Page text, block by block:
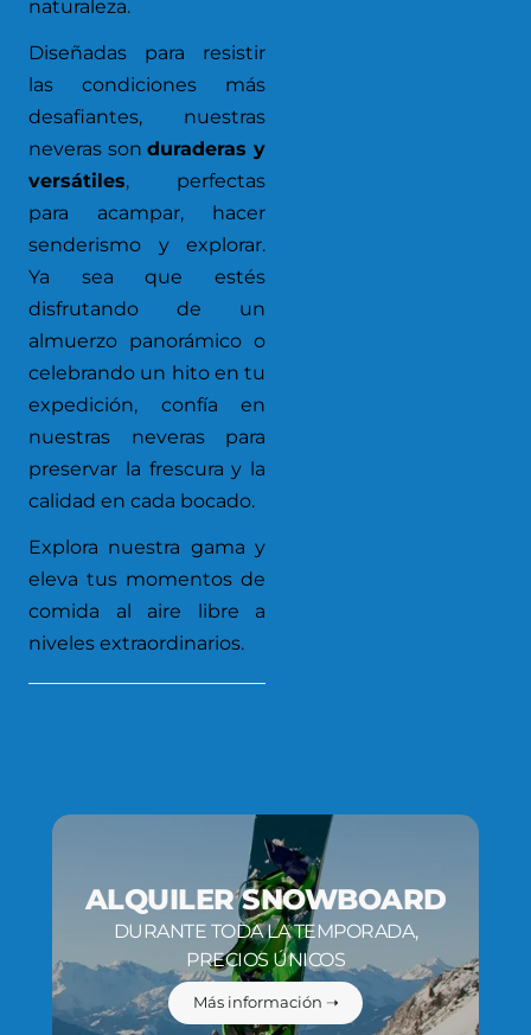
naturaleza.
Diseñadas para resistir
las condiciones más
desafiantes, nuestras
neveras sonduraderas y
versátiles, perfectas
para acampar, hacer
senderismo y explorar.
Ya sea que estés
disfrutando de un
almuerzo panorámico o
celebrando un hito en tu
expedición, confía en
nuestras neveras para
preservar la frescura y la
calidad en cada bocado.
Explora nuestra gama y
eleva tus momentos de
comida al aire libre a
niveles extraordinarios.
ALQUILER SNOWBOARD
DURANTE TODA LA TEMPORADA,
PRECIOS ÚNICOS
Más información ➝